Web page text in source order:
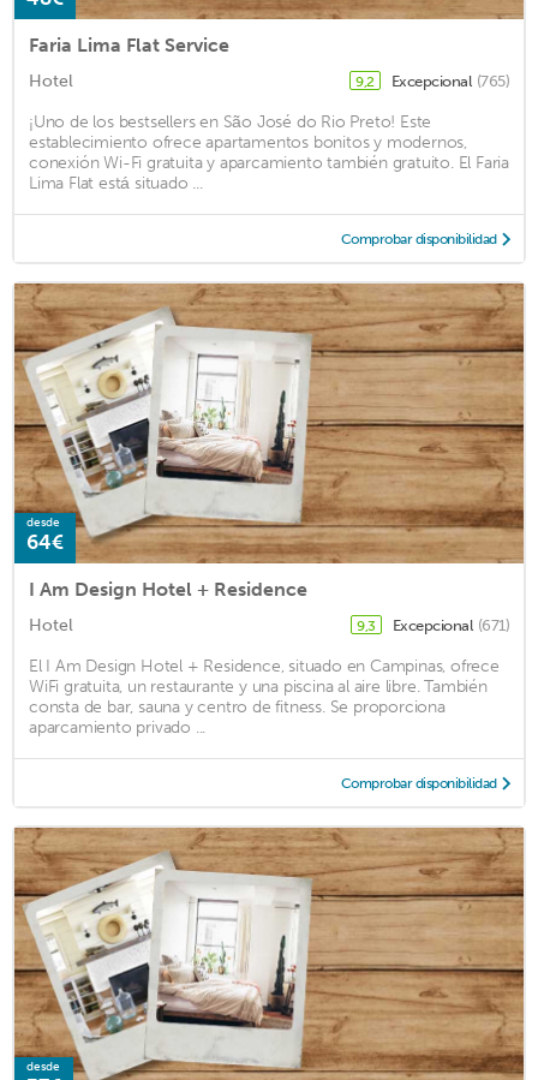
Faria Lima Flat Service
Hotel 9,2 Excepcional (765)
¡Uno de los bestsellers en São José do Rio Preto! Este
establecimiento ofrece apartamentos bonitos y modernos,
conexión Wi-Fi gratuita y aparcamiento también gratuito. El Faria
Lima Flat está situado ...
Comprobar disponibilidad
desde
64€
I Am Design Hotel + Residence
Hotel 9,3 Excepcional (671)
El I Am Design Hotel + Residence, situado en Campinas, ofrece
WiFi gratuita, un restaurante y una piscina al aire libre. También
consta de bar, sauna y centro de fitness. Se proporciona
aparcamiento privado ...
Comprobar disponibilidad
desde